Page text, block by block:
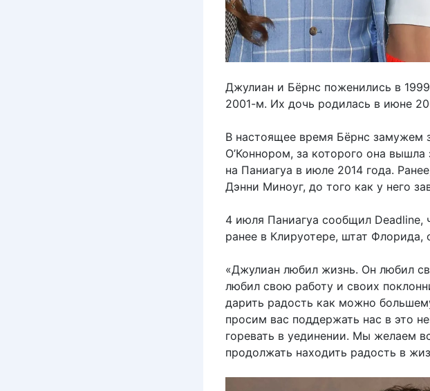
Джулиан и Бёрнс поженились в
2001-м. Их дочь родилась в июне
В настоящее время Бёрнс замужем
О’Коннором, за которого она
на Паниагуа в июле 2014 года.
Дэнни Миноуг, до того как у него
4 июля Паниагуа сообщил
ранее в Клируотере, штат Флорида,
«Джулиан любил жизнь. Он любил
любил свою работу и своих
дарить радость как можно
просим вас поддержать нас в это
горевать в уединении. Мы желаем
продолжать находить радость в